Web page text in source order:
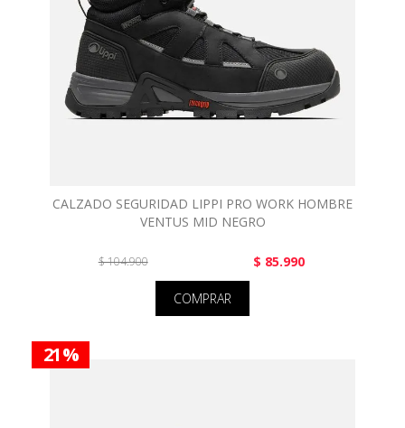
CALZADO SEGURIDAD LIPPI PRO WORK HOMBRE
VENTUS MID NEGRO
$ 104.900 $ 85.990
COMPRAR
21 %